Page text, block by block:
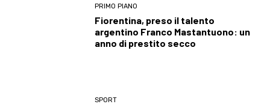
PRIMO PIANO
Fiorentina, preso il talento
argentino Franco Mastantuono: un
anno di prestito secco
SPORT